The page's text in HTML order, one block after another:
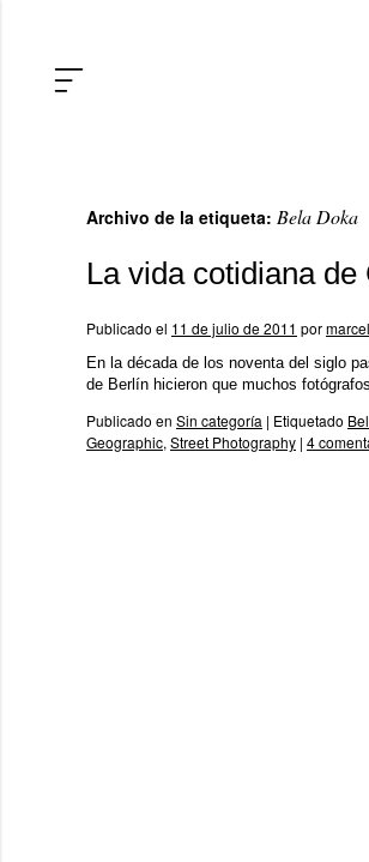
Archivo de la etiqueta: Bela Doka
La vida cotidiana
Publicado el 11 de julio de 2011 por
En la década de los noventa del siglo
de Berlín hicieron que muchos
Publicado en Sin categoría | Etiquetado
Geographic, Street Photography | 4